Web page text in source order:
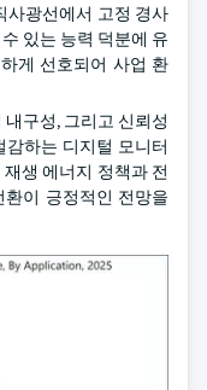
사광선에서 고정 경사
있는 능력 덕분에 유
게 선호되어 사업 환
구성, 그리고 신뢰성
하는 디지털 모니터
생 에너지 정책과 전
이 긍정적인 전망을